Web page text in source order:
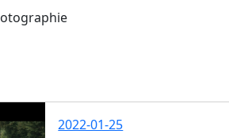
2022-01-25